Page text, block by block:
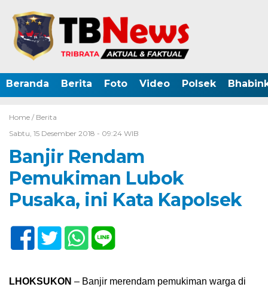
Beranda Berita Foto Video Polsek
Home / Berita
Sabtu, 15 Desember 2018 - 09:24 WIB
Banjir Rendam
Pemukiman Lubok
Pusaka, ini Kata Kapolsek
LHOKSUKON – Banjir merendam pemukiman warga di